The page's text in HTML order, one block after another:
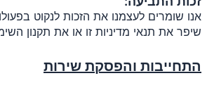
אנו שומרים לעצמנו את הזכות לנקוט
שיפר את תנאי מדיניות זו או את תקנון
התחייבות והפסקת שירות